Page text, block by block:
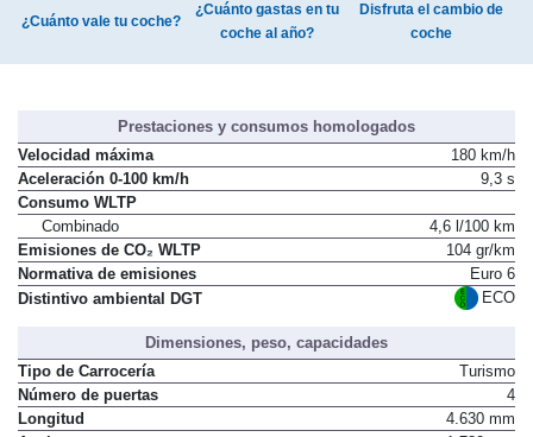
¿Cuánto vale tu coche?
¿Cuánto gastas en tu
coche al año?
Disfruta el cambio de
coche
Prestaciones y consumos homologados
Velocidad máxima
180 km/h
Aceleración 0-100 km/h
9,3 s
Consumo WLTP
Combinado
4,6 l/100 km
Emisiones de CO₂ WLTP
104 gr/km
Normativa de emisiones
Euro 6
Distintivo ambiental DGT
ECO
Dimensiones, peso, capacidades
Tipo de Carrocería
Turismo
Número de puertas
4
Longitud
4.630 mm